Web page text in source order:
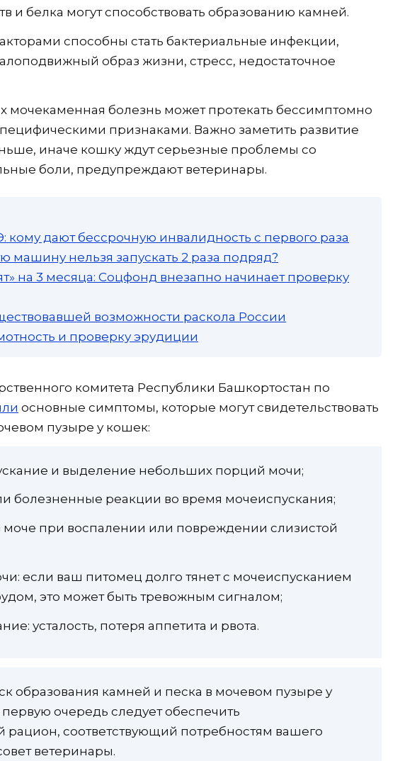
и белка могут способствовать образованию камней.
способны стать бактериальные инфекции,
образ жизни, стресс, недостаточное
мочекаменная болезнь может протекать бессимптомно
признаками. Важно заметить развитие
иначе кошку ждут серьезные проблемы со
боли, предупреждают ветеринары.
кому дают бессрочную инвалидность с первого раза
машину нельзя запускать 2 раза подряд?
на 3 месяца: Соцфонд внезапно начинает проверку
возможности раскола России
и проверку эрудиции
комитета Республики Башкортостан по
основные симптомы, которые могут свидетельствовать
пузыре у кошек:
и выделение небольших порций мочи;
болезненные реакции во время мочеиспускания;
при воспалении или повреждении слизистой
если ваш питомец долго тянет с мочеиспусканием
это может быть тревожным сигналом;
усталость, потеря аппетита и рвота.
образования камней и песка в мочевом пузыре у
очередь следует обеспечить
рацион, соответствующий потребностям вашего
ветеринары.